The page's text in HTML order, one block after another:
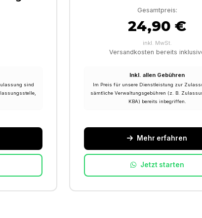
sind
Gesamtpreis:
24,90 €
inkl. MwSt.
Versandkosten bereits
Inkl. allen Gebühren
Im Preis für unsere Dienstleistung zur
sämtliche Verwaltungsgebühren (z. B.
KBA) bereits inbegriffen.
Mehr erfahren
Jetzt starten